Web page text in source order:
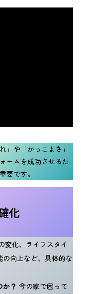
」や「かっこよさ」
ームを成功させるた
要です。
化
変化、ライフスタイ
向上など、具体的な
？ 今の家で困って